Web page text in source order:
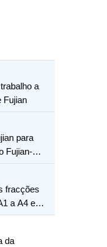
a
Fujian
para
Fujian-
fracções
a A4 e
da